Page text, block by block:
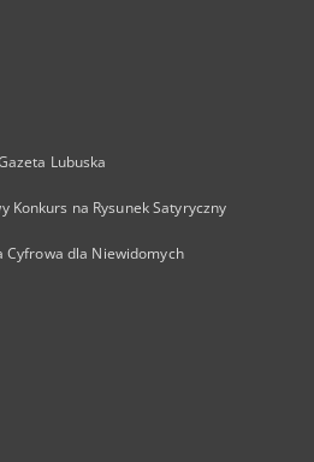
Lubuska
Konkurs na Rysunek Satyryczny
dla Niewidomych